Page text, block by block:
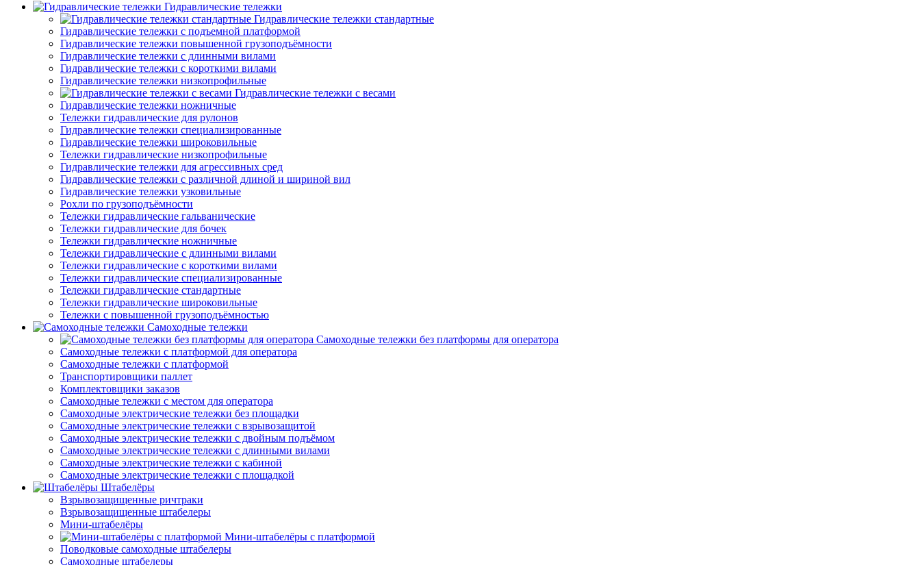
Гидравлические тележки
Гидравлические тележки стандартные
Гидравлические тележки с подъемной платформой
Гидравлические тележки повышенной грузоподъёмности
Гидравлические тележки с длинными вилами
Гидравлические тележки с короткими вилами
Гидравлические тележки низкопрофильные
Гидравлические тележки с весами
Гидравлические тележки ножничные
Тележки гидравлические для рулонов
Гидравлические тележки специализированные
Гидравлические тележки широковильные
Тележки гидравлические низкопрофильные
Гидравлические тележки для агрессивных сред
Гидравлические тележки с различной длиной и шириной вил
Гидравлические тележки узковильные
Рохли по грузоподъёмности
Тележки гидравлические гальванические
Тележки гидравлические для бочек
Тележки гидравлические ножничные
Тележки гидравлические с длинными вилами
Тележки гидравлические с короткими вилами
Тележки гидравлические специализированные
Тележки гидравлические стандартные
Тележки гидравлические широковильные
Тележки с повышенной грузоподъёмностью
Самоходные тележки
Самоходные тележки без платформы для оператора
Самоходные тележки с платформой для оператора
Самоходные тележки с платформой
Транспортировщики паллет
Комплектовщики заказов
Самоходные тележки с местом для оператора
Самоходные электрические тележки без площадки
Самоходные электрические тележки с взрывозащитой
Самоходные электрические тележки с двойным подъёмом
Самоходные электрические тележки с длинными вилами
Самоходные электрические тележки с кабиной
Самоходные электрические тележки с площадкой
Штабелёры
Взрывозащищенные ричтраки
Взрывозащищенные штабелеры
Мини-штабелёры
Мини-штабелёры с платформой
Поводковые самоходные штабелеры
Самоходные штабелеры